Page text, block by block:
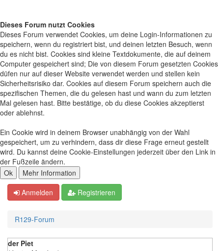
Dieses Forum nutzt Cookies
Dieses Forum verwendet Cookies, um deine Login-Informationen zu
speichern, wenn du registriert bist, und deinen letzten Besuch, wenn
du es nicht bist. Cookies sind kleine Textdokumente, die auf deinem
Computer gespeichert sind; Die von diesem Forum gesetzten Cookies
düfen nur auf dieser Website verwendet werden und stellen kein
Sicherheitsrisiko dar. Cookies auf diesem Forum speichern auch die
spezifischen Themen, die du gelesen hast und wann du zum letzten
Mal gelesen hast. Bitte bestätige, ob du diese Cookies akzeptierst
oder ablehnst.
Ein Cookie wird in deinem Browser unabhängig von der Wahl
gespeichert, um zu verhindern, dass dir diese Frage erneut gestellt
wird. Du kannst deine Cookie-Einstellungen jederzeit über den Link in
der Fußzeile ändern.
Anmelden Registrieren
R129-Forum
der Piet